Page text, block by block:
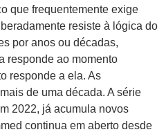
que frequentemente exige
resiste à lógica do
por anos ou décadas,
responde ao momento
responde a ela. As
de uma década. A série
2022, já acumula novos
continua em aberto desde